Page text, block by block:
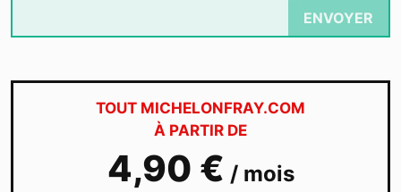
ENVOYER
TOUT MICHELONFRAY.COM
À PARTIR DE
4,90 € / mois